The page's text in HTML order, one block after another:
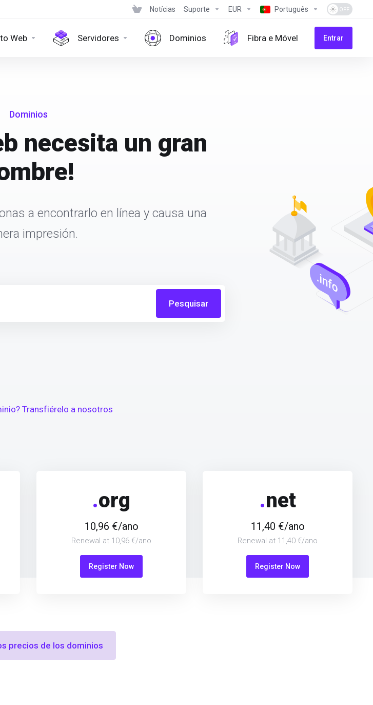
Notícias Suporte EUR Português
Web Servidores Dominios Fibra e Móvel Entrar
Dominios
necesita un gran
a encontrarlo en línea y causa una
impresión.
Pesquisar
Transfiérelo a nosotros
.org
10,96 €/ano
Renewal at 10,96 €/ano
Register Now
.net
11,40 €/ano
Renewal at 11,40 €/ano
Register Now
precios de los dominios